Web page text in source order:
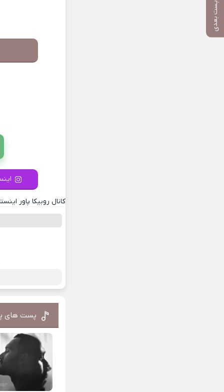
پست بعدی
کانال روبیکا پاور
پست های